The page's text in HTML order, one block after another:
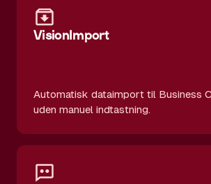
VisionImport
Automatisk dataimport til Business
uden manuel indtastning.